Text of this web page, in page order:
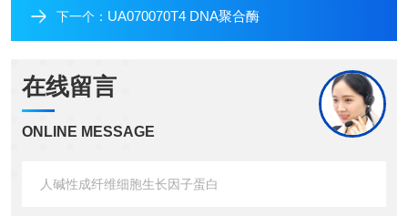
下一个： UA070070T4 DNA聚合酶
在线留言
ONLINE MESSAGE